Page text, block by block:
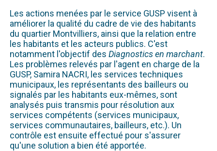
Les actions menées par le service GUSP visent à
améliorer la qualité du cadre de vie des habitants
du quartier Montvilliers, ainsi que la relation entre
les habitants et les acteurs publics. C'est
notamment l'objectif des Diagnostics en marchant.
Les problèmes relevés par l'agent en charge de la
GUSP, Samira NACRI, les services techniques
municipaux, les représentants des bailleurs ou
signalés par les habitants eux-mêmes, sont
analysés puis transmis pour résolution aux
services compétents (services municipaux,
services communautaires, bailleurs, etc.). Un
contrôle est ensuite effectué pour s'assurer
qu'une solution a bien été apportée.